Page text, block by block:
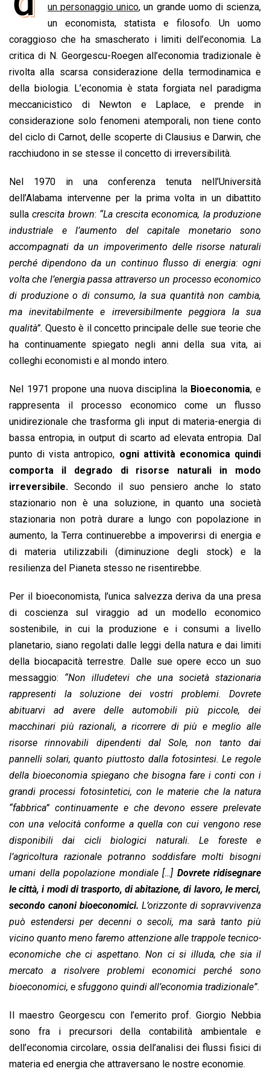
e
o
o
k
t
s
A
p
p
k
e
d
I
n
e
a
d
s
i
l
y
L
n
k
n
un personaggio unico, un grande uomo di scienza,
un economista, statista e filosofo. Un uomo
coraggioso che ha smascherato i limiti dell’economia. La
critica di N. Georgescu-Roegen all’economia tradizionale è
rivolta alla scarsa considerazione della termodinamica e
della biologia. L’economia è stata forgiata nel paradigma
meccanicistico di Newton e Laplace, e prende in
considerazione solo fenomeni atemporali, non tiene conto
del ciclo di Carnot, delle scoperte di Clausius e Darwin, che
racchiudono in se stesse il concetto di irreversibilità.
Nel 1970 in una conferenza tenuta nell’Università
dell’Alabama intervenne per la prima volta in un dibattito
sullacrescita brown: “La crescita economica, la produzione
industriale e l’aumento del capitale monetario sono
accompagnati da un impoverimento delle risorse naturali
perché dipendono da un continuo flusso di energia: ogni
volta che l’energia passa attraverso un processo economico
di produzione o di consumo, la sua quantità non cambia,
ma inevitabilmente e irreversibilmente peggiora la sua
qualità”.Questo è il concetto principale delle sue teorie che
ha continuamente spiegato negli anni della sua vita, ai
colleghi economisti e al mondo intero.
Nel 1971 propone una nuova disciplina la Bioeconomia, e
rappresenta il processo economico come un flusso
unidirezionale che trasforma gli input di materia-energia di
bassa entropia, in output di scarto ad elevata entropia. Dal
punto di vista antropico, ogni attività economica quindi
comporta il degrado di risorse naturali in modo
irreversibile. Secondo il suo pensiero anche lo stato
stazionario non è una soluzione, in quanto una società
stazionaria non potrà durare a lungo con popolazione in
aumento, la Terra continuerebbe a impoverirsi di energia e
di materia utilizzabili (diminuzione degli stock) e la
resilienza del Pianeta stesso ne risentirebbe.
Per il bioeconomista, l’unica salvezza deriva da una presa
di coscienza sul viraggio ad un modello economico
sostenibile, in cui la produzione e i consumi a livello
planetario, siano regolati dalle leggi della natura e dai limiti
della biocapacità terrestre. Dalle sue opere ecco un suo
messaggio: “Non illudetevi che una società stazionaria
rappresenti la soluzione dei vostri problemi. Dovrete
abituarvi ad avere delle automobili più piccole, dei
macchinari più razionali, a ricorrere di più e meglio alle
risorse rinnovabili dipendenti dal Sole, non tanto dai
pannelli solari, quanto piuttosto dalla fotosintesi. Le regole
della bioeconomia spiegano che bisogna fare i conti con i
grandi processi fotosintetici, con le materie che la natura
“fabbrica” continuamente e che devono essere prelevate
con una velocità conforme a quella con cui vengono rese
disponibili dai cicli biologici naturali. Le foreste e
l’agricoltura razionale potranno soddisfare molti bisogni
umani della popolazione mondiale […] Dovrete ridisegnare
le città, i modi di trasporto, di abitazione, di lavoro, le merci,
secondo canoni bioeconomici. L’orizzonte di sopravvivenza
può estendersi per decenni o secoli, ma sarà tanto più
vicino quanto meno faremo attenzione alle trappole tecnico-
economiche che ci aspettano. Non ci si illuda, che sia il
mercato a risolvere problemi economici perché sono
bioeconomici, e sfuggono quindi all’economia tradizionale”.
Il maestro Georgescu con l’emerito prof. Giorgio Nebbia
sono fra i precursori della contabilità ambientale e
dell’economia circolare, ossia dell’analisi dei flussi fisici di
materia ed energia che attraversano le nostre economie.